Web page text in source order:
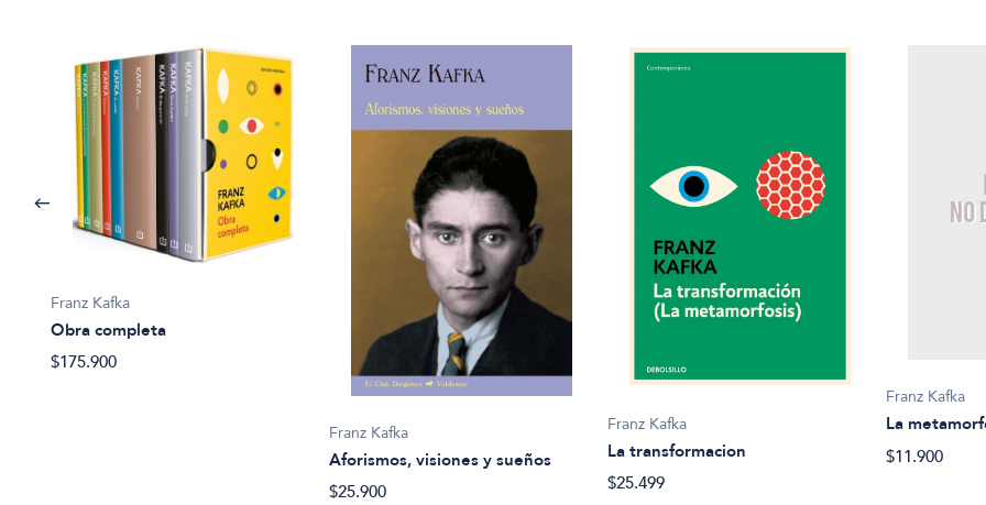
Franz Kafka
Obra completa
$175.900
Franz Kafka
Aforismos, visiones y sueños
$25.900
Franz Kafka
La transformacion
$25.499
Franz Kafka
La
$11.900